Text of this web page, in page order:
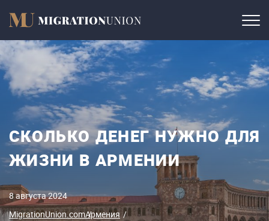
СКОЛЬКО ДЕНЕГ НУЖНО ДЛЯ
ЖИЗНИ В АРМЕНИИ
8 августа 2024
MigrationUnion.comАрмения